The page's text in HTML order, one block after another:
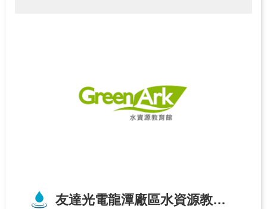
友達光電龍潭廠區水資源教育館